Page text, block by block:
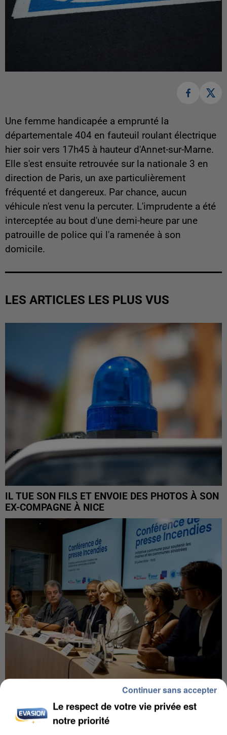
Une femme handicapée a emprunté la
départementale 404 en fauteuil roulant électrique
hier soir vers 17h45 à hauteur d'Annet-sur-Marne.
Elle s'est ensuite retrouvée sur la nationale 3 en
direction de Paris, un axe particulièrement
fréquenté et dangereux. Par chance, aucun
véhicule n'est venu la percuter. L'imprudente a été
interceptée au bout d'une demi-heure par une
patrouille de police qui l'a ramenée à son
domicile.
LES ARTICLES LES PLUS VUS
IL TUE SON FILS ET ENVOIE DES PHOTOS À SON
EX-COMPAGNE À NICE
INCENDIES : L’ÎLE-DE-FRANCE LANCE UN ÉLAN
DE SOLIDARITÉ AVEC LES...
Le respect de votre vie privée est
notre priorité
Continuer sans accepter